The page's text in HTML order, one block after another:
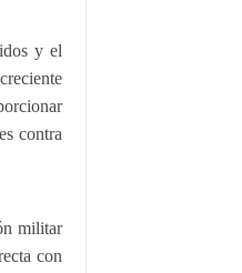
y el
contra
militar
con